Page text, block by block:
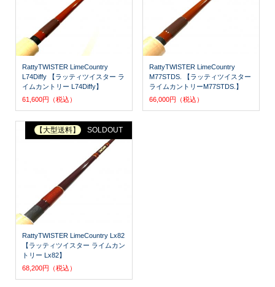
RattyTWISTER LimeCountry
L74Diffy 【ラッティツイスター ラ
イムカントリー L74Diffy】
61,600円（税込）
RattyTWISTER LimeCountry
M77STDS. 【ラッティツイスター
ライムカントリーM77STDS.】
66,000円（税込）
RattyTWISTER LimeCountry Lx82
【ラッティツイスター ライムカン
トリー Lx82】
68,200円（税込）
【大型送料】 SOLDOUT